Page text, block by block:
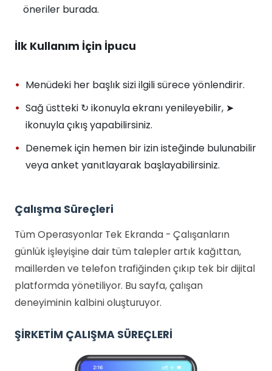
öneriler burada.
İlk Kullanım İçin İpucu
Menüdeki her başlık sizi ilgili sürece yönlendirir.
Sağ üstteki ↻ ikonuyla ekranı yenileyebilir, ➤
ikonuyla çıkış yapabilirsiniz.
Denemek için hemen bir izin isteğinde bulunabilir
veya anket yanıtlayarak başlayabilirsiniz.
Çalışma Süreçleri
Tüm Operasyonlar Tek Ekranda - Çalışanların
günlük işleyişine dair tüm talepler artık kağıttan,
maillerden ve telefon trafiğinden çıkıp tek bir dijital
platformda yönetiliyor. Bu sayfa, çalışan
deneyiminin kalbini oluşturuyor.
ŞİRKETİM ÇALIŞMA SÜREÇLERİ